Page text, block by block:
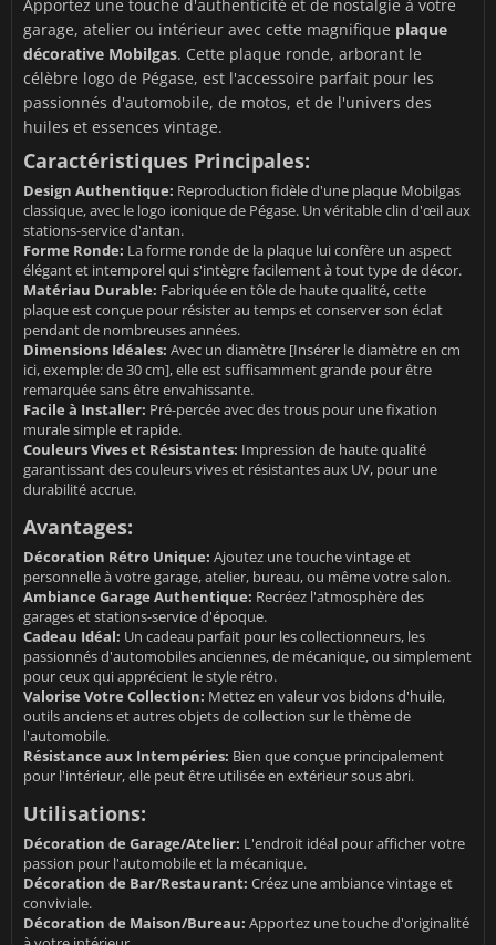
Apportez une touche d'authenticité et de nostalgie à votre
garage, atelier ou intérieur avec cette magnifique plaque
décorative Mobilgas. Cette plaque ronde, arborant le
célèbre logo de Pégase, est l'accessoire parfait pour les
passionnés d'automobile, de motos, et de l'univers des
huiles et essences vintage.
Caractéristiques Principales:
Design Authentique: Reproduction fidèle d'une plaque Mobilgas
classique, avec le logo iconique de Pégase. Un véritable clin d'œil aux
stations-service d'antan.
Forme Ronde: La forme ronde de la plaque lui confère un aspect
élégant et intemporel qui s'intègre facilement à tout type de décor.
Matériau Durable: Fabriquée en tôle de haute qualité, cette
plaque est conçue pour résister au temps et conserver son éclat
pendant de nombreuses années.
Dimensions Idéales: Avec un diamètre [Insérer le diamètre en cm
ici, exemple: de 30 cm], elle est suffisamment grande pour être
remarquée sans être envahissante.
Facile à Installer: Pré-percée avec des trous pour une fixation
murale simple et rapide.
Couleurs Vives et Résistantes: Impression de haute qualité
garantissant des couleurs vives et résistantes aux UV, pour une
durabilité accrue.
Avantages:
Décoration Rétro Unique: Ajoutez une touche vintage et
personnelle à votre garage, atelier, bureau, ou même votre salon.
Ambiance Garage Authentique: Recréez l'atmosphère des
garages et stations-service d'époque.
Cadeau Idéal: Un cadeau parfait pour les collectionneurs, les
passionnés d'automobiles anciennes, de mécanique, ou simplement
pour ceux qui apprécient le style rétro.
Valorise Votre Collection: Mettez en valeur vos bidons d'huile,
outils anciens et autres objets de collection sur le thème de
l'automobile.
Résistance aux Intempéries: Bien que conçue principalement
pour l'intérieur, elle peut être utilisée en extérieur sous abri.
Utilisations:
Décoration de Garage/Atelier: L'endroit idéal pour afficher votre
passion pour l'automobile et la mécanique.
Décoration de Bar/Restaurant: Créez une ambiance vintage et
conviviale.
Décoration de Maison/Bureau: Apportez une touche d'originalité